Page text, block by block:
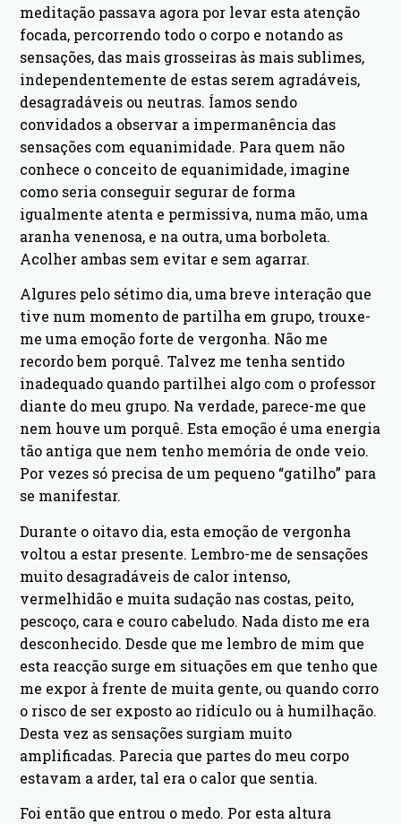
meditação passava agora por levar esta atenção
focada, percorrendo todo o corpo e notando as
sensações, das mais grosseiras às mais sublimes,
independentemente de estas serem agradáveis,
desagradáveis ou neutras. Íamos sendo
convidados a observar a impermanência das
sensações com equanimidade. Para quem não
conhece o conceito de equanimidade, imagine
como seria conseguir segurar de forma
igualmente atenta e permissiva, numa mão, uma
aranha venenosa, e na outra, uma borboleta.
Acolher ambas sem evitar e sem agarrar.
Algures pelo sétimo dia, uma breve interação que
tive num momento de partilha em grupo, trouxe-
me uma emoção forte de vergonha. Não me
recordo bem porquê. Talvez me tenha sentido
inadequado quando partilhei algo com o professor
diante do meu grupo. Na verdade, parece-me que
nem houve um porquê. Esta emoção é uma energia
tão antiga que nem tenho memória de onde veio.
Por vezes só precisa de um pequeno “gatilho” para
se manifestar.
Durante o oitavo dia, esta emoção de vergonha
voltou a estar presente. Lembro-me de sensações
muito desagradáveis de calor intenso,
vermelhidão e muita sudação nas costas, peito,
pescoço, cara e couro cabeludo. Nada disto me era
desconhecido. Desde que me lembro de mim que
esta reacção surge em situações em que tenho que
me expor à frente de muita gente, ou quando corro
o risco de ser exposto ao ridículo ou à humilhação.
Desta vez as sensações surgiam muito
amplificadas. Parecia que partes do meu corpo
estavam a arder, tal era o calor que sentia.
Foi então que entrou o medo. Por esta altura